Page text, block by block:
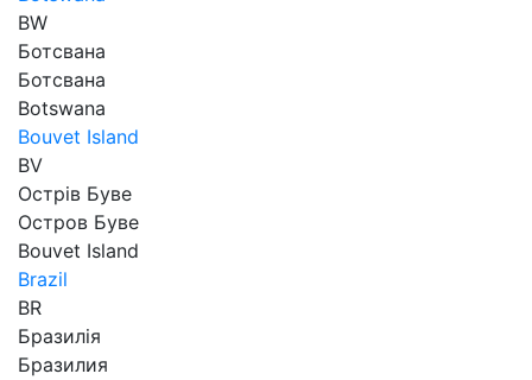
BW
Ботсвана
Ботсвана
Botswana
Bouvet Island
BV
Острів Буве
Остров Буве
Bouvet Island
Brazil
BR
Бразилія
Бразилия